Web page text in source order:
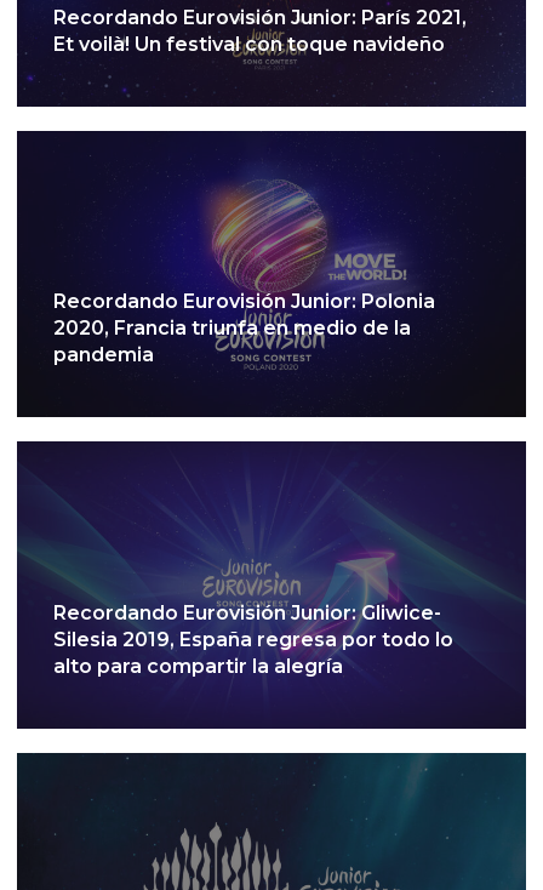
Recordando Eurovisión Junior: París 2021,
Et voilà! Un festival con toque navideño
Recordando Eurovisión Junior: Polonia
2020, Francia triunfa en medio de la
pandemia
Recordando Eurovisión Junior: Gliwice-
Silesia 2019, España regresa por todo lo
alto para compartir la alegría